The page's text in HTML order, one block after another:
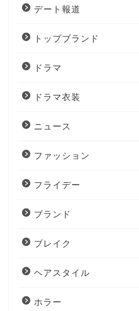
デート報道
トップブランド
ドラマ
ドラマ衣装
ニュース
ファッション
フライデー
ブランド
ブレイク
ヘアスタイル
ホラー